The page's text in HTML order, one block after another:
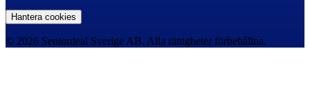
Hantera cookies
© 2026 Seniordeal Sverige AB. Alla rättigheter förbehållna.